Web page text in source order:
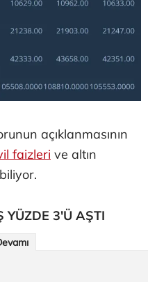
açıklanmasının
faizleri ve altın
YÜZDE 3'Ü AŞTI